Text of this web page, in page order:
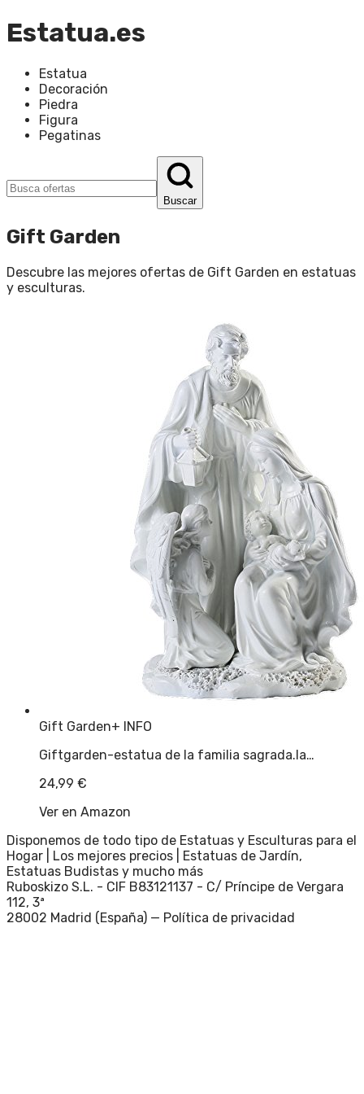
Estatua.es
Estatua
Decoración
Piedra
Figura
Pegatinas
Buscar
Gift Garden
Descubre las mejores ofertas de Gift Garden en estatuas
y esculturas.
Gift Garden+ INFO
Giftgarden-estatua de la familia sagrada.la…
24,99 €
Ver en Amazon
Disponemos de todo tipo de Estatuas y Esculturas para el
Hogar | Los mejores precios | Estatuas de Jardín,
Estatuas Budistas y mucho más
Ruboskizo S.L. - CIF B83121137 - C/ Príncipe de Vergara
112, 3ª
28002 Madrid (España) — Política de privacidad